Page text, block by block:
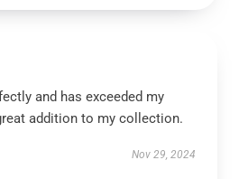
and has exceeded my
addition to my collection.
Nov 29, 2024